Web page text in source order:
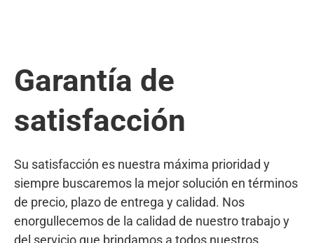
Garantía de
satisfacción
Su satisfacción es nuestra máxima prioridad y
siempre buscaremos la mejor solución en términos
de precio, plazo de entrega y calidad. Nos
enorgullecemos de la calidad de nuestro trabajo y
del servicio que brindamos a todos nuestros